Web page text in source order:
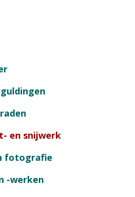
en snijwerk
fotografie
-werken